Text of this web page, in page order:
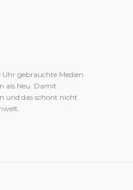
gebrauchte Medien
als Neu. Damit
und das schont nicht